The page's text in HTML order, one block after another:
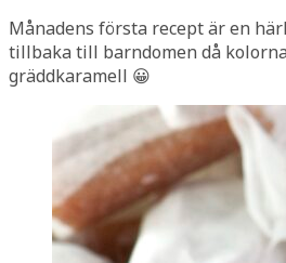
Månadens första recept är en
tillbaka till barndomen då
gräddkaramell 😀